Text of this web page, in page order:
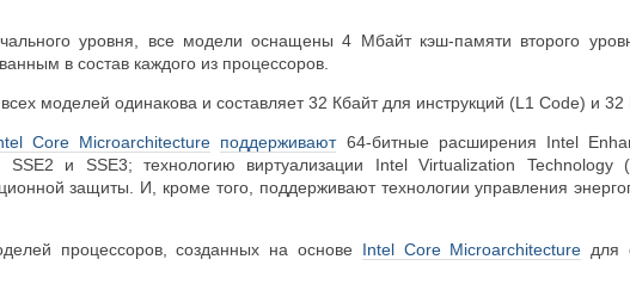
уровня, все модели оснащены 4 Мбайт кэш-памяти второго
в состав каждого из процессоров.
моделей одинакова и составляет 32 Кбайт для инструкций (L1 Code) и
Core Microarchitecture поддерживают64-битные расширения Intel
SSE2 и SSE3; технологию виртуализации Intel Virtualization
защиты. И, кроме того, поддерживают технологии управления
процессоров, созданных на основе Intel Core Microarchitecture для